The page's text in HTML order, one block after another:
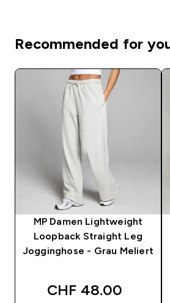
Recommended for
MP Damen Lightweight
Loopback Straight Leg
Jogginghose - Grau Meliert
CHF 48.00‎